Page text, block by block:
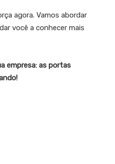
agora. Vamos abordar
você a conhecer mais
empresa: as portas